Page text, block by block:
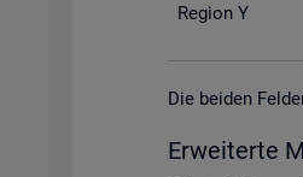
Re­gi­on Y
Die bei­den
Er­wei­ter­te